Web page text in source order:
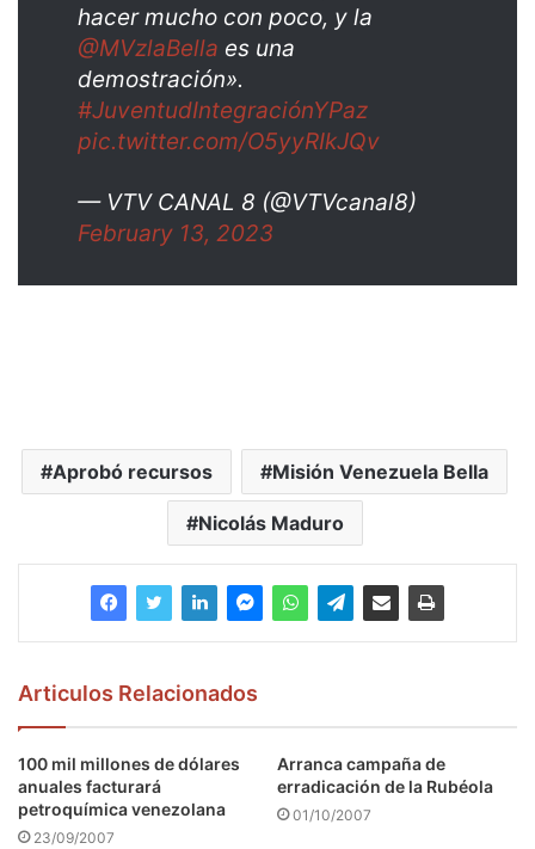
hacer mucho con poco, y la
@MVzlaBella es una
demostración».
#JuventudIntegraciónYPaz
pic.twitter.com/O5yyRIkJQv
— VTV CANAL 8 (@VTVcanal8)
February 13, 2023
Aprobó recursos Misión Venezuela Bella
Nicolás Maduro
Articulos Relacionados
100 mil millones de dólares
anuales facturará
petroquímica venezolana
23/09/2007
Arranca campaña de
erradicación de la Rubéola
01/10/2007